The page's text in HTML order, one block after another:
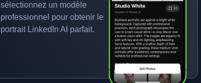
sélectionnez un modèle
professionnel pour obtenir le
portrait LinkedIn AI parfait.